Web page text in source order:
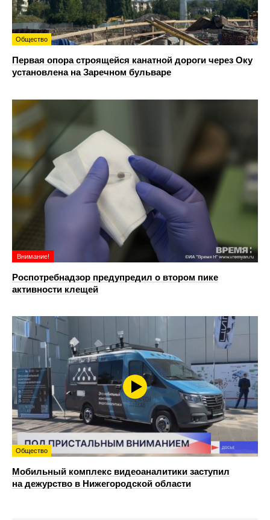
Общество
Первая опора строящейся канатной дороги через Оку
установлена на Заречном бульваре
Внимание!
Роспотребнадзор предупредил о втором пике
активности клещей
Общество
Мобильный комплекс видеоаналитики заступил
на дежурство в Нижегородской области